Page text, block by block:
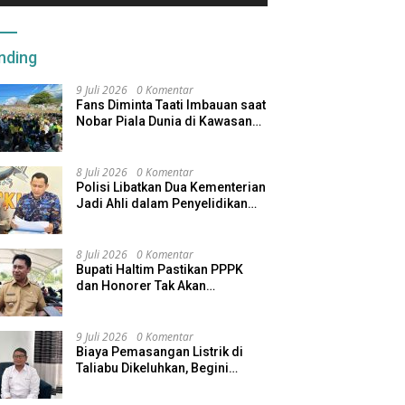
9 Juli 2026 0 Komentar
Fans Diminta Taati Imbauan saat
Nobar Piala Dunia di Kawasan
8 Juli 2026 0 Komentar
Polisi Libatkan Dua Kementerian
Jadi Ahli dalam Penyelidikan
8 Juli 2026 0 Komentar
Bupati Haltim Pastikan PPPK
dan Honorer Tak Akan
9 Juli 2026 0 Komentar
Biaya Pemasangan Listrik di
Taliabu Dikeluhkan, Begini